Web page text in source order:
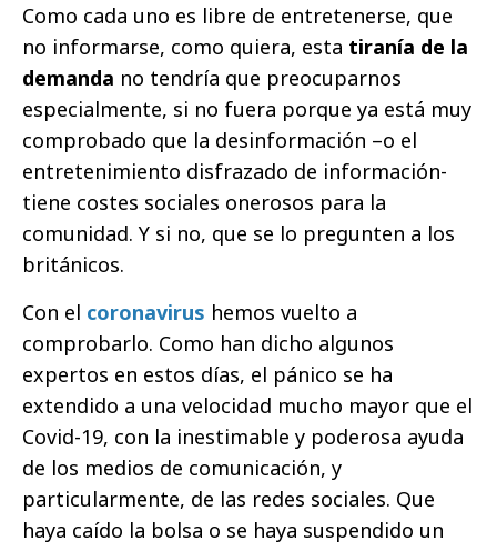
Como cada uno es libre de entretenerse, que
no informarse, como quiera, esta tiranía de la
demanda no tendría que preocuparnos
especialmente, si no fuera porque ya está muy
comprobado que la desinformación –o el
entretenimiento disfrazado de información-
tiene costes sociales onerosos para la
comunidad. Y si no, que se lo pregunten a los
británicos.
Con el coronavirus hemos vuelto a
comprobarlo. Como han dicho algunos
expertos en estos días, el pánico se ha
extendido a una velocidad mucho mayor que el
Covid-19, con la inestimable y poderosa ayuda
de los medios de comunicación, y
particularmente, de las redes sociales. Que
haya caído la bolsa o se haya suspendido un